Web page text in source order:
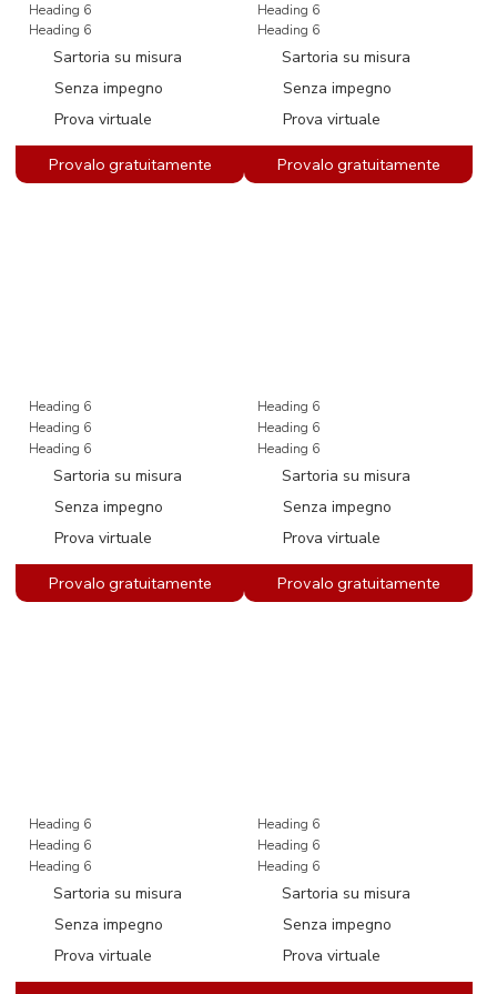
Heading 6
Heading 6
Sartoria su misura
Senza impegno
Prova virtuale
Heading 6
Heading 6
Sartoria su misura
Senza impegno
Prova virtuale
Heading 6
Heading 6
Heading 6
Sartoria su misura
Senza impegno
Prova virtuale
Heading 6
Heading 6
Heading 6
Sartoria su misura
Senza impegno
Prova virtuale
Heading 6
Heading 6
Heading 6
Sartoria su misura
Senza impegno
Prova virtuale
Heading 6
Heading 6
Heading 6
Sartoria su misura
Senza impegno
Prova virtuale